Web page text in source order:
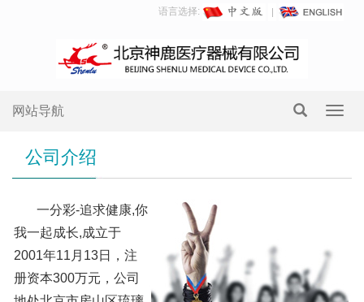
语言选择:
网站导航
公司介绍
一分彩-追求健康,你
我一起成长,成立于
2001年11月13日，注
册资本300万元，公司